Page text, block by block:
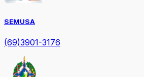
SEMUSA
(69)3901-3176